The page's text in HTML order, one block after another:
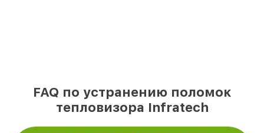
FAQ по устранению поломок
тепловизора Infratech